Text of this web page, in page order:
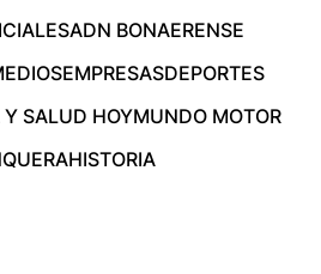
ADN BONAERENSE
EMPRESASDEPORTES
SALUD HOYMUNDO MOTOR
HISTORIA